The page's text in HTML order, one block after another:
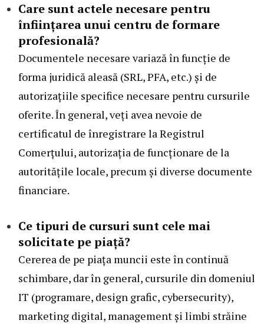
Care sunt actele necesare pentru
înființarea unui centru de formare
profesională?
Documentele necesare variază în funcție de
forma juridică aleasă (SRL, PFA, etc.) și de
autorizațiile specifice necesare pentru cursurile
oferite. În general, veți avea nevoie de
certificatul de înregistrare la Registrul
Comerțului, autorizația de funcționare de la
autoritățile locale, precum și diverse documente
financiare.
Ce tipuri de cursuri sunt cele mai
solicitate pe piață?
Cererea de pe piața muncii este în continuă
schimbare, dar în general, cursurile din domeniul
IT (programare, design grafic, cybersecurity),
marketing digital, management și limbi străine